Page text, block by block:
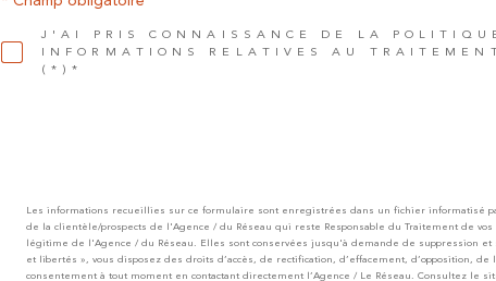
J'AI PRIS CONNAISSANCE DE LA
INFORMATIONS RELATIVES AU
(*)*
Les informations recueillies sur ce formulaire sont enregistrées dans un fichier informatisé
de la clientèle/prospects de l'Agence / du Réseau qui reste Responsable du Traitement de
légitime de l'Agence / du Réseau. Elles sont conservées jusqu'à demande de suppression
et libertés », vous disposez des droits d’accès, de rectification, d’effacement, d’opposition,
consentement à tout moment en contactant directement l’Agence / Le Réseau. Consultez le